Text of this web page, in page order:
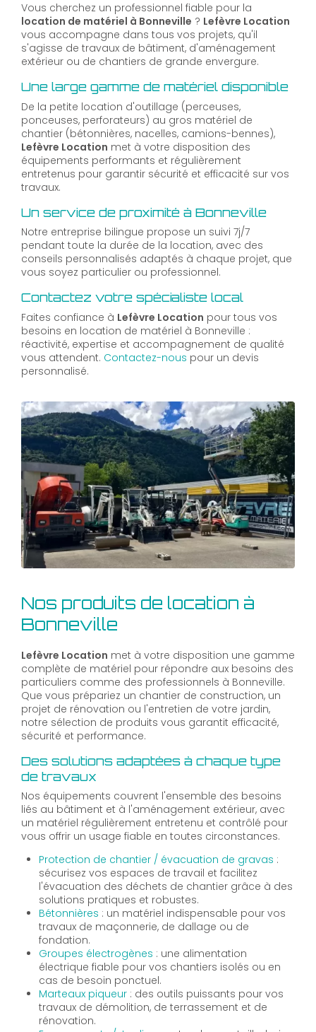
Vous cherchez un professionnel fiable pour la
location de matériel à Bonneville ? Lefèvre Location
vous accompagne dans tous vos projets, qu'il
s'agisse de travaux de bâtiment, d'aménagement
extérieur ou de chantiers de grande envergure.
Une large gamme de matériel disponible
De la petite location d'outillage (perceuses,
ponceuses, perforateurs) au gros matériel de
chantier (bétonnières, nacelles, camions-bennes),
Lefèvre Location met à votre disposition des
équipements performants et régulièrement
entretenus pour garantir sécurité et efficacité sur vos
travaux.
Un service de proximité à Bonneville
Notre entreprise bilingue propose un suivi 7j/7
pendant toute la durée de la location, avec des
conseils personnalisés adaptés à chaque projet, que
vous soyez particulier ou professionnel.
Contactez votre spécialiste local
Faites confiance à Lefèvre Location pour tous vos
besoins en location de matériel à Bonneville :
réactivité, expertise et accompagnement de qualité
vous attendent. Contactez-nous pour un devis
personnalisé.
Nos produits de location à
Bonneville
Lefèvre Location met à votre disposition une gamme
complète de matériel pour répondre aux besoins des
particuliers comme des professionnels à Bonneville.
Que vous prépariez un chantier de construction, un
projet de rénovation ou l'entretien de votre jardin,
notre sélection de produits vous garantit efficacité,
sécurité et performance.
Des solutions adaptées à chaque type
de travaux
Nos équipements couvrent l'ensemble des besoins
liés au bâtiment et à l'aménagement extérieur, avec
un matériel régulièrement entretenu et contrôlé pour
vous offrir un usage fiable en toutes circonstances.
Protection de chantier / évacuation de gravas :
sécurisez vos espaces de travail et facilitez
l'évacuation des déchets de chantier grâce à des
solutions pratiques et robustes.
Bétonnières : un matériel indispensable pour vos
travaux de maçonnerie, de dallage ou de
fondation.
Groupes électrogènes : une alimentation
électrique fiable pour vos chantiers isolés ou en
cas de besoin ponctuel.
Marteaux piqueur : des outils puissants pour vos
travaux de démolition, de terrassement et de
rénovation.